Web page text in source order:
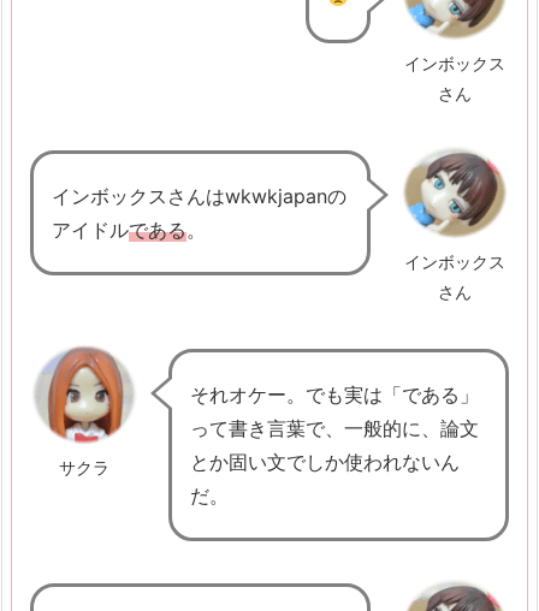
n
t
u
a
m
p
a
インボックス
さん
インボックス
さん
インボックスさんはwkwkjapanの
アイドルである。
サクラ
それオケー。でも実は「である」
って書き言葉で、一般的に、論文
とか固い文でしか使われないん
だ。